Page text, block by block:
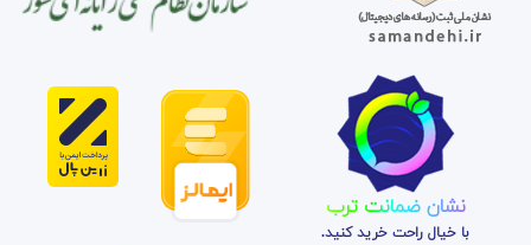
نشان ضمانت ترب
با خیال راحت خرید کنید.